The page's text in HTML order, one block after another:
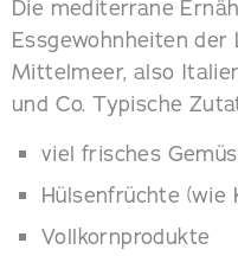
Die mediterrane
Essgewohnheiten
Mittelmeer, also
und Co. Typische
viel frisches
Hülsenfrüchte (wie
Vollkornprodukte